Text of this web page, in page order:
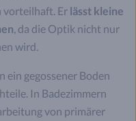
vorteilhaft. Er lässt kleine
, da die Optik nicht nur
wird.
ein gegossener Boden
In Badezimmern
von primärer